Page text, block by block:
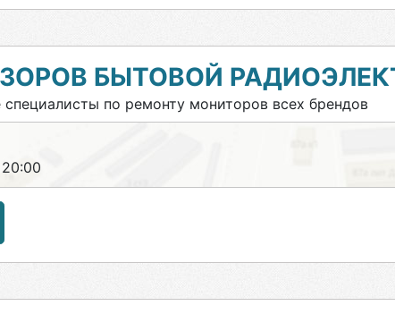
БЫТОВОЙ
по ремонту мониторов всех брендов